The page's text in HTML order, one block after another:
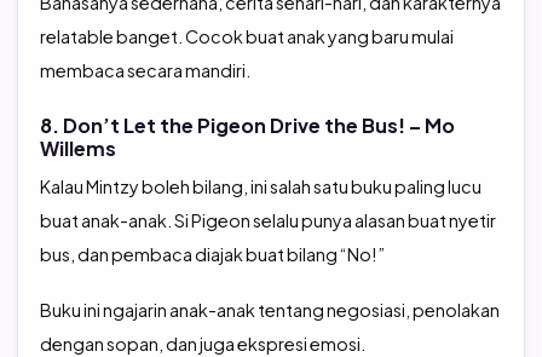
relatable banget. Cocok buat anak yang baru mulai
membaca secara mandiri.
8. Don’t Let the Pigeon Drive the Bus! – Mo
Willems
Kalau Mintzy boleh bilang, ini salah satu buku paling lucu
buat anak-anak. Si Pigeon selalu punya alasan buat nyetir
bus, dan pembaca diajak buat bilang “No!”
Buku ini ngajarin anak-anak tentang negosiasi, penolakan
dengan sopan, dan juga ekspresi emosi.